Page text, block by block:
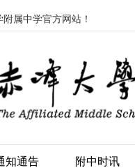
属中学官方网站！
知通告 附中时讯